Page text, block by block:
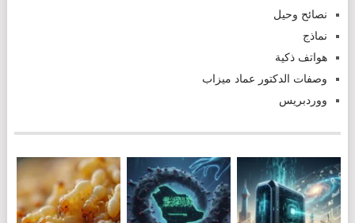
نصائح وحيل
نماذج
هواتف ذكية
وصفات الدكتور عماد ميزاب
ووردبريس